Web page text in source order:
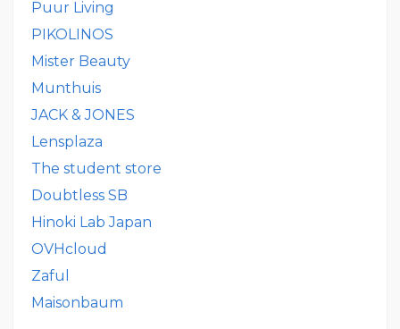
Puur Living
PIKOLINOS
Mister Beauty
Munthuis
JACK & JONES
Lensplaza
The student store
Doubtless SB
Hinoki Lab Japan
OVHcloud
Zaful
Maisonbaum